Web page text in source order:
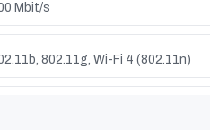
Mbit/s
802.11g, Wi-Fi 4 (802.11n)